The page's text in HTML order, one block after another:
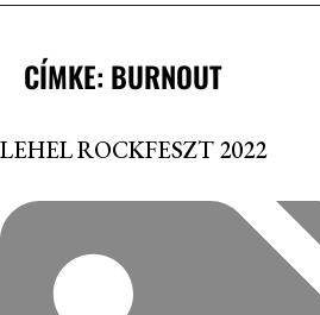
CÍMKE: BURNOUT
LEHEL ROCKFESZT 2022